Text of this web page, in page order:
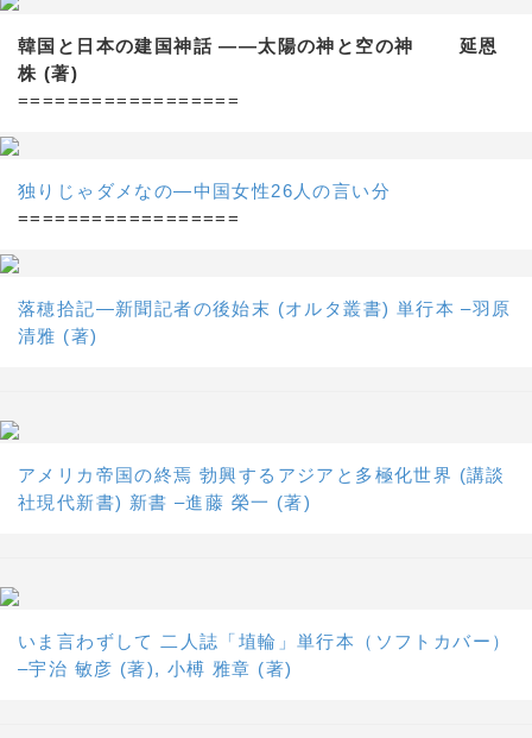
韓国と日本の建国神話 ——太陽の神と空の神 延恩
株 (著)
==================
独りじゃダメなの―中国女性26人の言い分
==================
落穂拾記―新聞記者の後始末 (オルタ叢書) 単行本 –羽原
清雅 (著)
アメリカ帝国の終焉 勃興するアジアと多極化世界 (講談
社現代新書) 新書 –進藤 榮一 (著)
いま言わずして 二人誌「埴輪」単行本（ソフトカバー）
–宇治 敏彦 (著), 小榑 雅章 (著)